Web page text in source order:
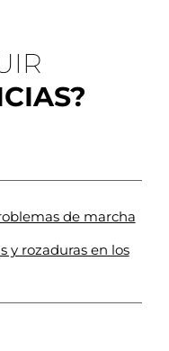
de marcha
y rozaduras en los